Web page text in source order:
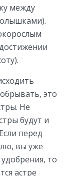
между
это
Не
будут и
перед
вы уже
то
астре